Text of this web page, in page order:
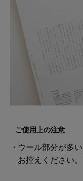
ご使用上の注意
ウール部分が多
お控えください。